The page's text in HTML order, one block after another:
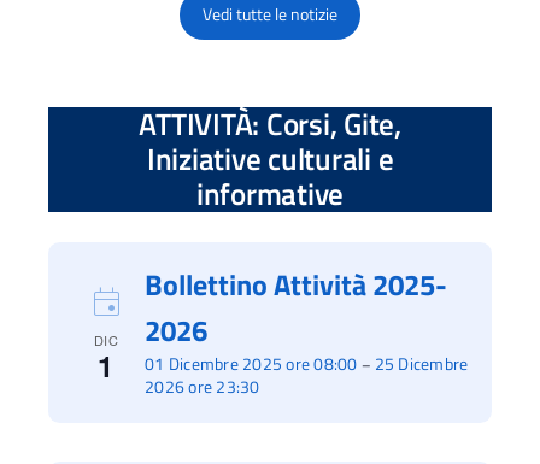
Vedi tutte le notizie
ATTIVITÀ: Corsi, Gite,
Iniziative culturali e
informative
DIC
1 01 Dicembre 2025 ore 08:00 – 25 Dicembre
2026 ore 23:30
Bollettino Attività 2025-
2026